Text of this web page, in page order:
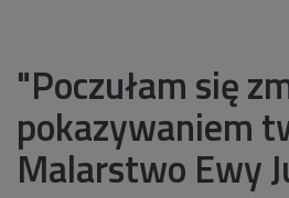
"Poczułam się
pokazywaniem
Malarstwo Ewy